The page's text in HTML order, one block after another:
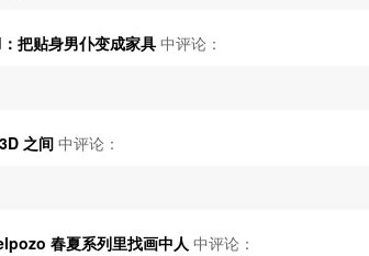
把贴身男仆变成家具 中评论：
之间 中评论：
春夏系列里找画中人 中评论：